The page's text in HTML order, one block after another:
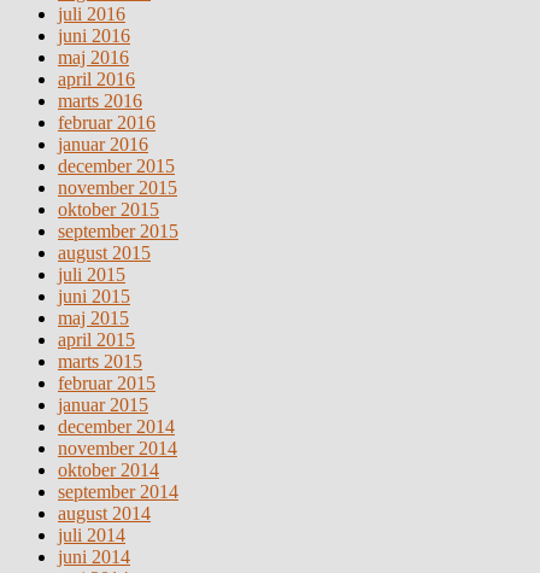
juli 2016
juni 2016
maj 2016
april 2016
marts 2016
februar 2016
januar 2016
december 2015
november 2015
oktober 2015
september 2015
august 2015
juli 2015
juni 2015
maj 2015
april 2015
marts 2015
februar 2015
januar 2015
december 2014
november 2014
oktober 2014
september 2014
august 2014
juli 2014
juni 2014